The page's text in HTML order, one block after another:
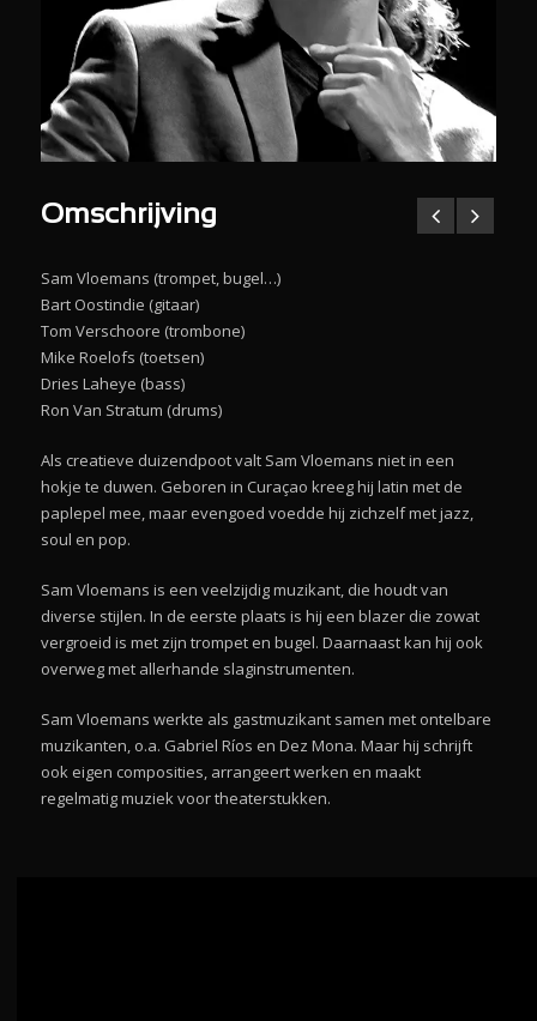
Omschrijving
Sam Vloemans (trompet, bugel…)
Bart Oostindie (gitaar)
Tom Verschoore (trombone)
Mike Roelofs (toetsen)
Dries Laheye (bass)
Ron Van Stratum (drums)
Als creatieve duizendpoot valt Sam Vloemans niet in een
hokje te duwen. Geboren in Curaçao kreeg hij latin met de
paplepel mee, maar evengoed voedde hij zichzelf met jazz,
soul en pop.
Sam Vloemans is een veelzijdig muzikant, die houdt van
diverse stijlen. In de eerste plaats is hij een blazer die zowat
vergroeid is met zijn trompet en bugel. Daarnaast kan hij ook
overweg met allerhande slaginstrumenten.
Sam Vloemans werkte als gastmuzikant samen met ontelbare
muzikanten, o.a. Gabriel Ríos en Dez Mona. Maar hij schrijft
ook eigen composities, arrangeert werken en maakt
regelmatig muziek voor theaterstukken.